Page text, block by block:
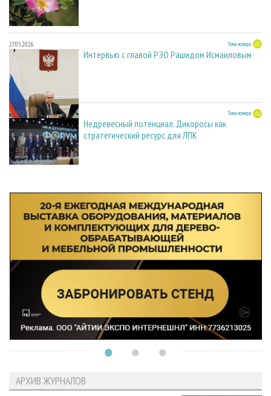
27.05.2026 Тема номера
Интервью с главой РЭО Рашидом Исмаиловым
27.05.2026 Тема номера
Недревесный потенциал. Дикоросы как
стратегический ресурс для ЛПК
АРХИВ ЖУРНАЛОВ